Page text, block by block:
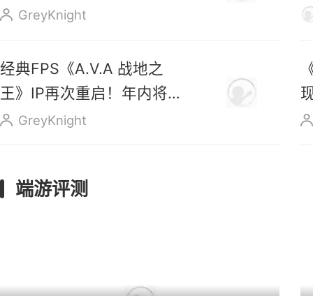
售 GreyKnight
经典FPS《A.V.A 战地之
王》IP再次重启！年内将正
式上线
GreyKnight
端游评测